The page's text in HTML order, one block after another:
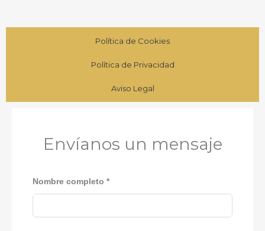
Política de Cookies
Política de Privacidad
Aviso Legal
Envíanos un mensaje
Nombre completo *